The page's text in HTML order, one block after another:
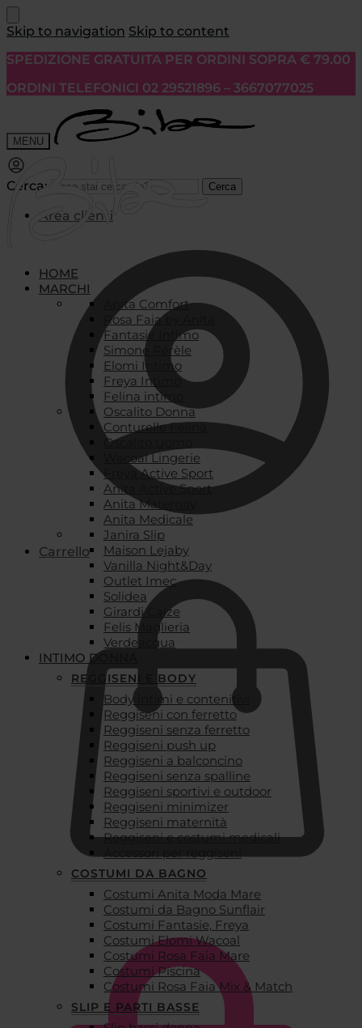
Skip to navigation Skip to content
SPEDIZIONE GRATUITA PER ORDINI SOPRA € 79.00
ORDINI TELEFONICI 02 29521896 – 3667077025
MENU
Cerca: Cerca
Area clienti
Carrello
HOME
MARCHI
Anita Comfort
Rosa Faia by Anita
Fantasie Intimo
Simone Pérèle
Elomi Intimo
Freya Intimo
Felina intimo
Oscalito Donna
Conturelle Felina
Oscalito Uomo
Wacoal Lingerie
Freya Active Sport
Anita Active Sport
Anita Maternity
Anita Medicale
Janira Slip
Maison Lejaby
Vanilla Night&Day
Outlet Imec
Solidea
Girardi Calze
Felis Maglieria
Verdeacqua
INTIMO DONNA
REGGISENI E BODY
Body intimi e contenitivi
Reggiseni con ferretto
Reggiseni senza ferretto
Reggiseni push up
Reggiseni a balconcino
Reggiseni senza spalline
Reggiseni sportivi e outdoor
Reggiseni minimizer
Reggiseni maternità
Reggiseni e costumi medicali
Accessori per reggiseni
COSTUMI DA BAGNO
Costumi Anita Moda Mare
Costumi da Bagno Sunflair
Costumi Fantasie, Freya
Costumi Elomi Wacoal
Costumi Rosa Faia Mare
Costumi Piscina
Costumi Rosa Faia Mix & Match
SLIP E PARTI BASSE